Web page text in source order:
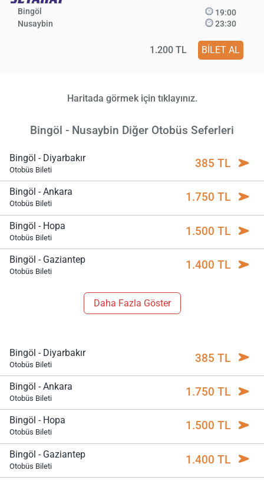
Bingöl
Nusaybin
19:00
23:30
1.200 TL BİLET AL
Haritada görmek için tıklayınız.
Bingöl - Nusaybin Diğer Otobüs Seferleri
Bingöl - Diyarbakır
Otobüs Bileti 385 TL
Bingöl - Ankara
Otobüs Bileti 1.750 TL
Bingöl - Hopa
Otobüs Bileti 1.500 TL
Bingöl - Gaziantep
Otobüs Bileti 1.400 TL
Daha Fazla Göster
Bingöl - Diyarbakır
Otobüs Bileti 385 TL
Bingöl - Ankara
Otobüs Bileti 1.750 TL
Bingöl - Hopa
Otobüs Bileti 1.500 TL
Bingöl - Gaziantep
Otobüs Bileti 1.400 TL